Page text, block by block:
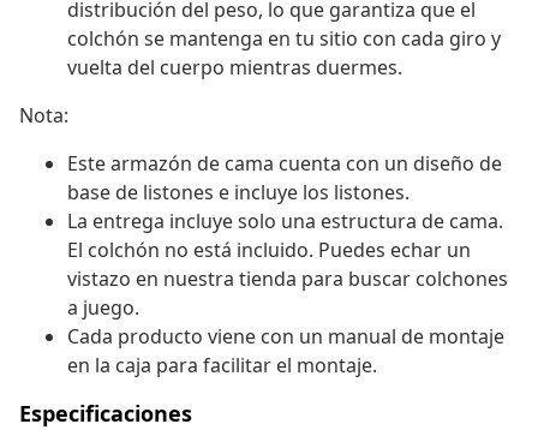
distribución del peso, lo que garantiza que el
colchón se mantenga en tu sitio con cada giro y
vuelta del cuerpo mientras duermes.
Nota:
Este armazón de cama cuenta con un diseño de
base de listones e incluye los listones.
La entrega incluye solo una estructura de cama.
El colchón no está incluido. Puedes echar un
vistazo en nuestra tienda para buscar colchones
a juego.
Cada producto viene con un manual de montaje
en la caja para facilitar el montaje.
Especificaciones